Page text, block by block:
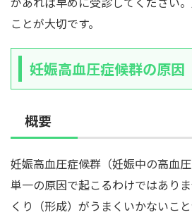
ことが大切です。
妊娠高血圧症候群の原因
概要
妊娠高血圧症候群（妊娠中の高血
単一の原因で起こるわけではあり
くり（形成）がうまくいかないこ